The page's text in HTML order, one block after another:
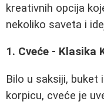
kreativnih opcija
nekoliko saveta i
1. Cveće - Klasika
Bilo u saksiji, buket
korpicu, cveće je